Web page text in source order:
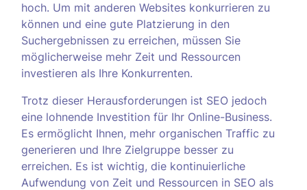
hoch. Um mit anderen Websites konkurrieren zu
können und eine gute Platzierung in den
Suchergebnissen zu erreichen, müssen Sie
möglicherweise mehr Zeit und Ressourcen
investieren als Ihre Konkurrenten.
Trotz dieser Herausforderungen ist SEO jedoch
eine lohnende Investition für Ihr Online-Business.
Es ermöglicht Ihnen, mehr organischen Traffic zu
generieren und Ihre Zielgruppe besser zu
erreichen. Es ist wichtig, die kontinuierliche
Aufwendung von Zeit und Ressourcen in SEO als